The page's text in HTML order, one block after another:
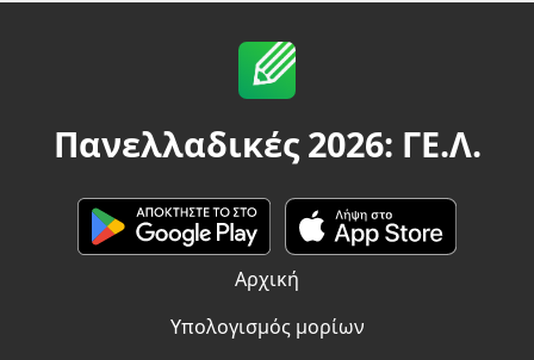
Πανελλαδικές 2026: ΓΕ.Λ.
Αρχική
Υπολογισμός μορίων